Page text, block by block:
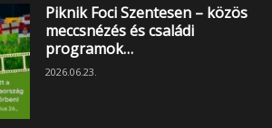
Piknik Foci Szentesen – közös
meccsnézés és családi
programok…
2026.06.23.